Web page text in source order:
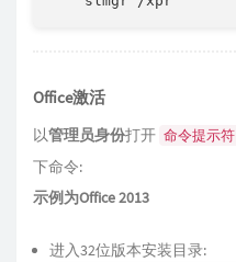
Office激活
以管理员身份打开 命令提示符
下命令:
示例为Office 2013
进入32位版本安装目录: